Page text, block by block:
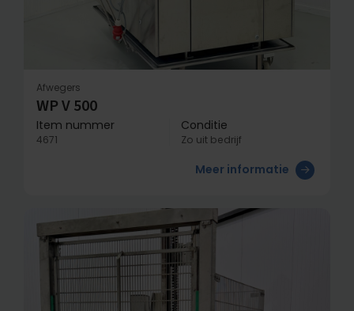
Afwegers
WP V 500
Item nummer
4671
Conditie
Zo uit bedrijf
Meer informatie